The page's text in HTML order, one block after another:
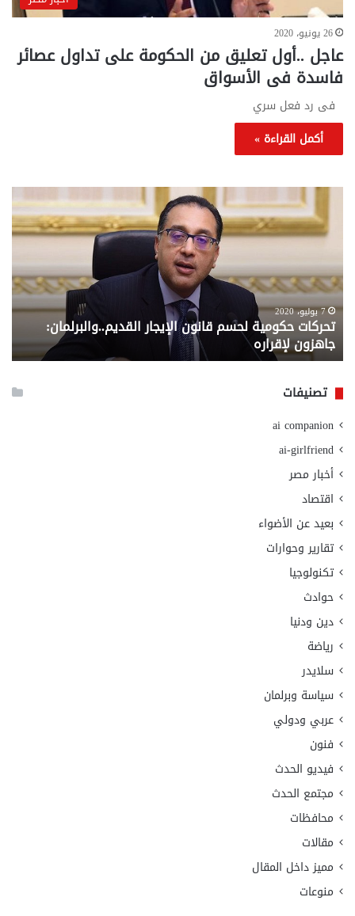
26 يونيو، 2020
عاجل ..أول تعليق من الحكومة على تداول عصائر
فاسدة فى الأسواق
فى رد فعل سري
أكمل القراءة »
تحركات
حكومية
لحسم
قانون
القديم..والبرلمان:
جاهزون
لإقراره
7 يوليو، 2020
تحركات حكومية لحسم قانون الإيجار القديم..والبرلمان:
جاهزون لإقراره
..
من
تصنيفات
ai companion
ai-girlfriend
أخبار مصر
اقتصاد
بعيد عن الأضواء
تقارير وحوارات
تكنولوجيا
حوادث
دين ودنيا
رياضة
سلايدر
سياسة وبرلمان
عربي ودولي
فنون
فيديو الحدث
مجتمع الحدث
محافظات
مقالات
مميز داخل المقال
منوعات